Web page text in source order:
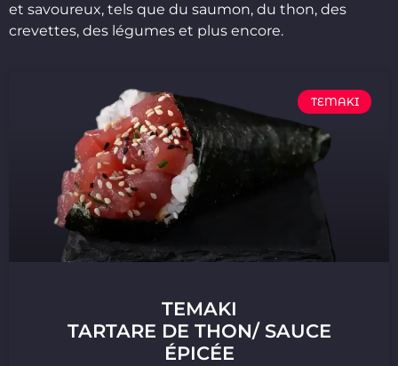
et savoureux, tels que du saumon, du thon, des
crevettes, des légumes et plus encore.
TEMAKI
TEMAKI
TARTARE DE THON/ SAUCE
ÉPICÉE